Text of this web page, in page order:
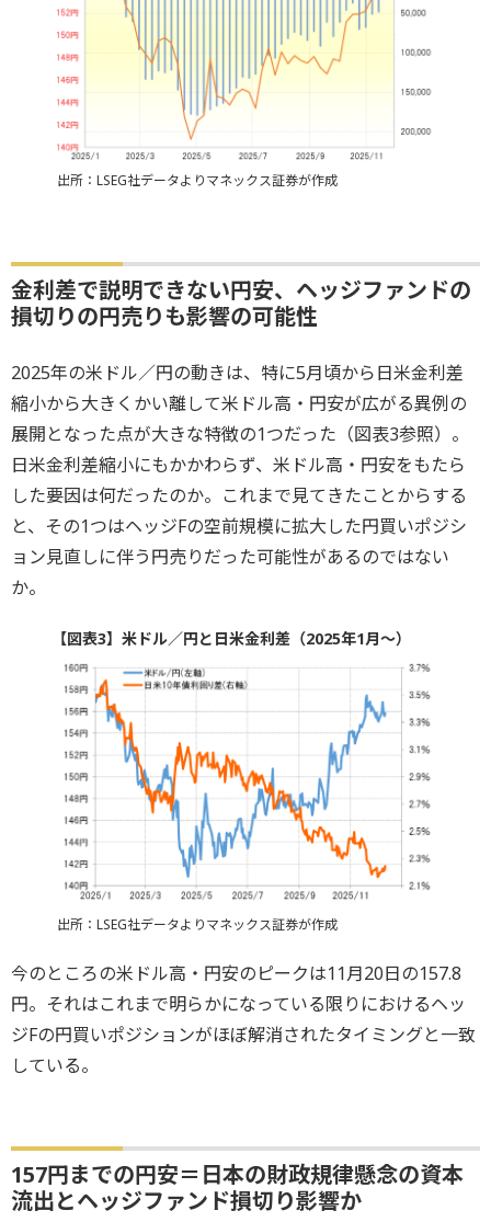
出所：LSEG社データよりマネックス証券が作成
金利差で説明できない円安、ヘッジファンドの
損切りの円売りも影響の可能性
2025年の米ドル／円の動きは、特に5月頃から日米金利差
縮小から大きくかい離して米ドル高・円安が広がる異例の
展開となった点が大きな特徴の1つだった（図表3参照）。
日米金利差縮小にもかかわらず、米ドル高・円安をもたら
した要因は何だったのか。これまで見てきたことからする
と、その1つはヘッジFの空前規模に拡大した円買いポジシ
ョン見直しに伴う円売りだった可能性があるのではない
か。
【図表3】米ドル／円と日米金利差（2025年1月～）
出所：LSEG社データよりマネックス証券が作成
今のところの米ドル高・円安のピークは11月20日の157.8
円。それはこれまで明らかになっている限りにおけるヘッ
ジFの円買いポジションがほぼ解消されたタイミングと一致
している。
157円までの円安＝日本の財政規律懸念の資本
流出とヘッジファンド損切り影響か